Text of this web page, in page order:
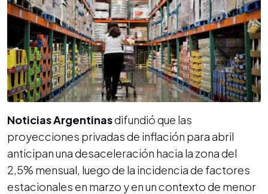
Noticias Argentinasdifundió que las
proyecciones privadas de inflación para abril
anticipan una desaceleración hacia la zona del
2,5% mensual, luego de la incidencia de factores
estacionales en marzo y en un contexto de menor